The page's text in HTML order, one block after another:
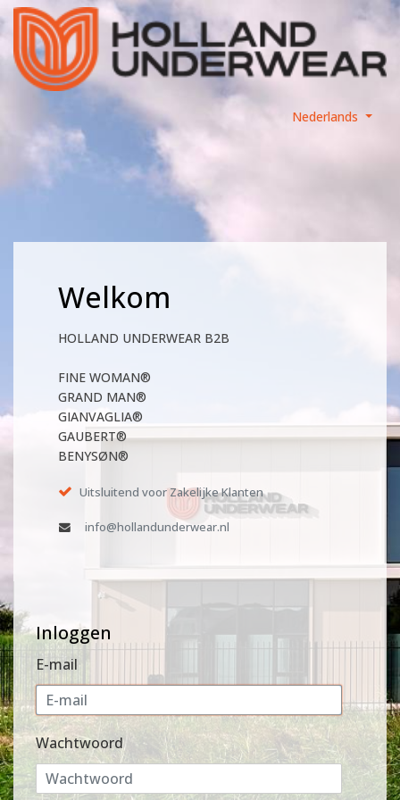
Nederlands
Welkom
HOLLAND UNDERWEAR B2B
FINE WOMAN®
GRAND MAN®
GIANVAGLIA®
GAUBERT®
BENYSØN®
Uitsluitend voor Zakelijke Klanten
info@hollandunderwear.nl
Inloggen
E-mail
Wachtwoord